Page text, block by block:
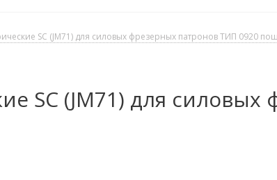
SC (JM71) для силовых фрезерных патронов ТИП 0920
SC (JM71) для